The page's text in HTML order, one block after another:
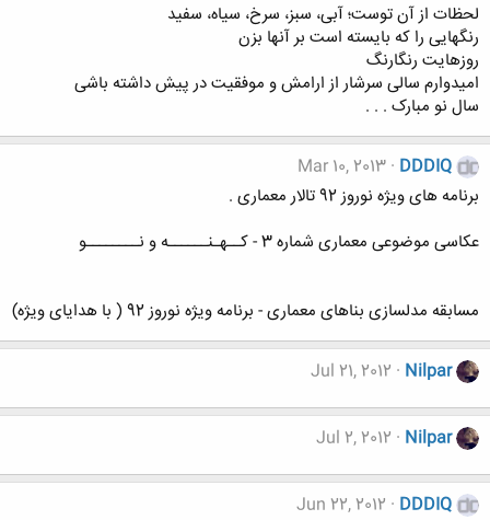
لحظات از آن توست؛ آبی، سبز، سرخ، سیاه، سفید
رنگهایی را که بایسته است بر آنها بزن
روزهایت رنگارنگ
امیدوارم سالی سرشار از ارامش و موفقیت در پیش داشته باشی
سال نو مبارک . . .
DDDIQ
Mar 10, 2013
برنامه های ویژه نوروز 92 تالار معماری .
عکاسی موضوعی معماری شماره 3 - کــهـنــــــه و نــــــــو
مسابقه مدلسازی بناهای معماری - برنامه ویژه نوروز 92 ( با هدایای ویژه)
Nilpar
Jul 21, 2012
Nilpar
Jul 2, 2012
DDDIQ
Jun 22, 2012